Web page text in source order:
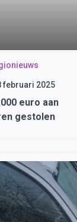
februari 2025
euro aan
gestolen